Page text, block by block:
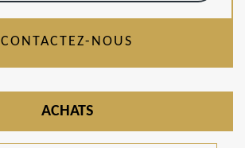
CONTACTEZ-NOUS
ACHATS